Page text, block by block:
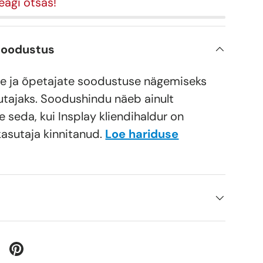
vaatesse
ja õpetajate soodustuse nägemiseks
Soodushindu näeb ainult
seda, kui Insplay kliendihaldur on
kinnitanud. Loe hariduse